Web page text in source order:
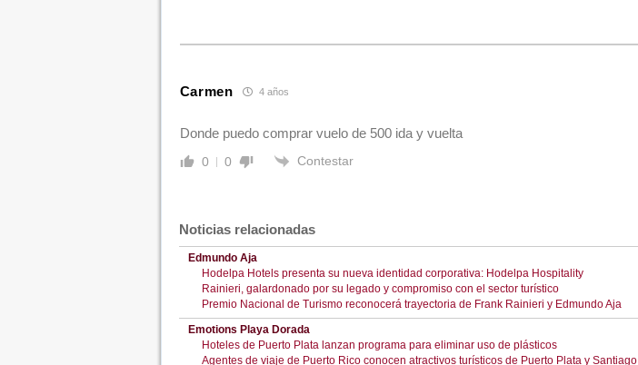
Carmen 4 años
Donde puedo comprar vuelo de 500 ida y vuelta
0 0 Contestar
Noticias relacionadas
Edmundo Aja
Hodelpa Hotels presenta su nueva identidad corporativa: Hodelpa Hospitality
Rainieri, galardonado por su legado y compromiso con el sector turístico
Premio Nacional de Turismo reconocerá trayectoria de Frank Rainieri y Edmundo Aja
Emotions Playa Dorada
Hoteles de Puerto Plata lanzan programa para eliminar uso de plásticos
Agentes de viaje de Puerto Rico conocen atractivos turísticos de Puerto Plata y Santiago